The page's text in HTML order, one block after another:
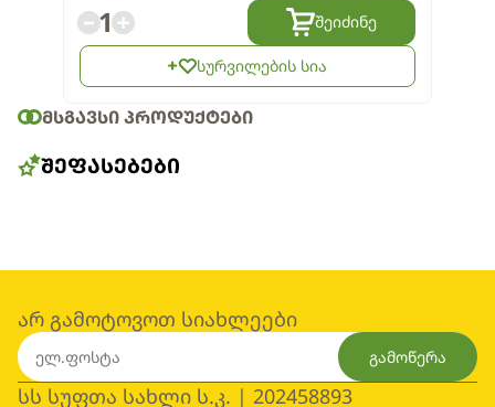
1 შეიძინე
სურვილების სია
ᲛᲡᲒᲐᲕᲡᲘ ᲞᲠᲝᲓᲣᲥᲢᲔᲑᲘ
ᲨᲔᲤᲐᲡᲔᲑᲔᲑᲘ
არ გამოტოვოთ სიახლეები
გამოწერა
სს სუფთა სახლი ს.კ. | 202458893